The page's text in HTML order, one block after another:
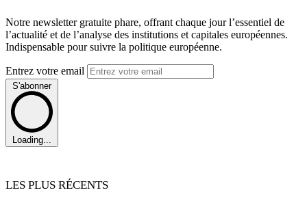
Notre newsletter gratuite phare, offrant chaque jour l’essentiel de
l’actualité et de l’analyse des institutions et capitales européennes.
Indispensable pour suivre la politique européenne.
Entrez votre email
S'abonner
Loading...
LES PLUS RÉCENTS